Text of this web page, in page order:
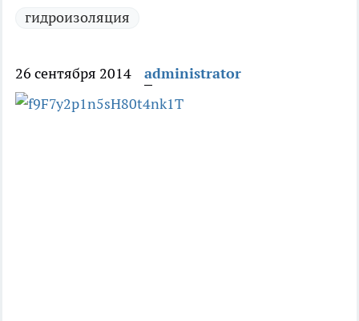
гидроизоляция
26 сентября 2014 administrator